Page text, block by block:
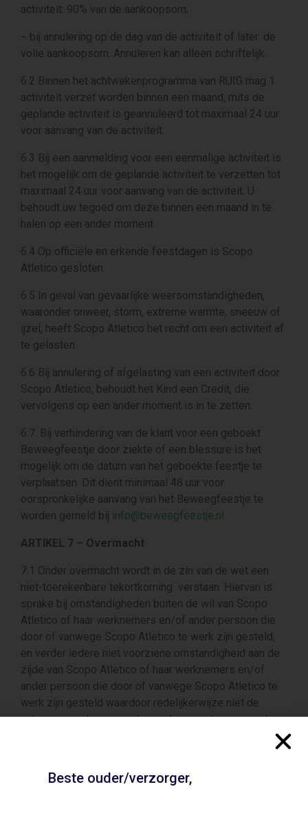
activiteit: 90% van de aankoopsom;
− bij annulering op de dag van de activiteit of later: de
volle aankoopsom. Annuleren kan alleen schriftelijk.
6.2 Binnen het achtwekenprogramma van RUIG mag 1
activiteit verzet worden binnen een maand, mits de
geplande activiteit is geannuleerd tot maximaal 24 uur
voor aanvang van de activiteit.
6.3 Bij een aanmelding voor een eenmalige activiteit is
het mogelijk om de geplande activiteit te verzetten tot
maximaal 24 uur voor aanvang van de activiteit. U
behoudt uw tegoed om deze binnen een maand in te
halen op een ander moment.
6.4 Op officiële en erkende feestdagen is Scopo
Atletico gesloten.
6.5 In geval van gevaarlijke weersomstandigheden,
waaronder onweer, storm, extreme warmte, sneeuw of
ijzel, heeft Scopo Atletico het recht om een activiteit af
te gelasten.
6.6 Bij annulering of afgelasting van een activiteit door
Scopo Atletico, behoudt het Kind een Credit, die
vervolgens op een ander moment is in te zetten.
6.7. Bij verhindering van de klant voor een geboekt
Beweegfeestje door ziekte of een blessure is het
mogelijk om de datum van het geboekte feestje te
verplaatsen. Dit dient minimaal 48 uur voor
oorspronkelijke aanvang van het Beweegfeestje te
worden gemeld bij info@beweegfeestje.nl.
ARTIKEL 7 – Overmacht
7.1 Onder overmacht wordt in de zin van de wet een
niet-toerekenbare tekortkoming verstaan. Hiervan is
sprake bij omstandigheden buiten de wil van Scopo
Atletico of haar werknemers en/of ander persoon die
door of vanwege Scopo Atletico te werk zijn gesteld,
en verder iedere niet voorziene omstandigheid aan de
zijde van Scopo Atletico of haar werknemers en/of
ander persoon die door of vanwege Scopo Atletico te
werk zijn gesteld waardoor redelijkerwijze niet de
naleving van de overeenkomst kan worden gevergd.
weersomstandigheden, ziekte van personeel en
Beste ouder/verzorger,